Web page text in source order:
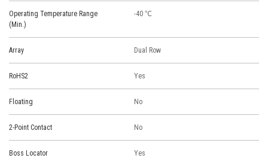
Operating Temperature Range
(Min.)
-40 ℃
Array Dual Row
RoHS2 Yes
Floating No
2-Point Contact No
Boss Locator Yes